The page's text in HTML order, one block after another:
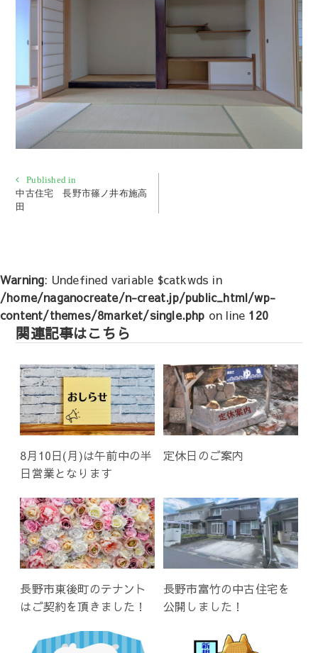
投
稿
ナ
シ
ョ
ン
Published in
中古住宅 長野市篠ノ井布施高
田
Warning: Undefined variable $catkwds in
/home/naganocreate/n-creat.jp/public_html/wp-
content/themes/8market/single.php on line 120
関連記事はこちら
8月10日(月)は午前中の半
日営業となります
定休日のご案内
長野市東後町のテナント
はご契約を頂きました！
長野市富竹の中古住宅を
公開しました！